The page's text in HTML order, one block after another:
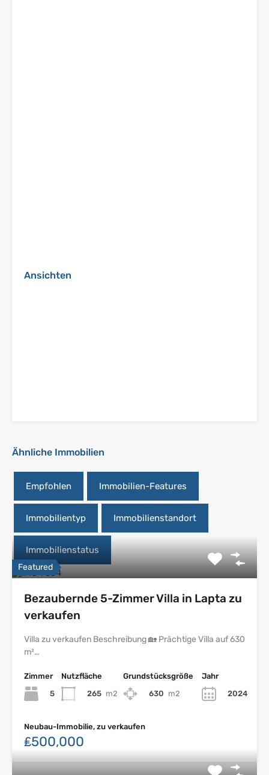
Ansichten
Ähnliche Immobilien
Empfohlen Immobilien-Features
Immobilientyp Immobilienstandort
Immobilienstatus
Featured
Bezaubernde 5-Zimmer Villa in Lapta zu
verkaufen
Villa zu verkaufen Beschreibung 🏡 Prächtige Villa auf 630
m²…
Zimmer
5
Nutzfläche
265 m2
Grundstücksgröße
630 m2
Jahr
2024
Neubau-Immobilie, zu verkaufen
₤500,000